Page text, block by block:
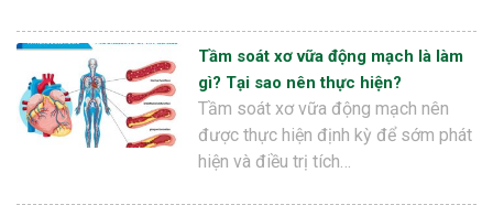
Tầm soát xơ vữa động mạch là làm
gì? Tại sao nên thực hiện?
Tầm soát xơ vữa động mạch nên
được thực hiện định kỳ để sớm phát
hiện và điều trị tích…